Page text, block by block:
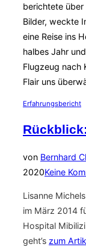
berichtete über
Bilder, weckte
eine Reise ins
halbes Jahr
Flugzeug nach
Flair uns
Erfahrungsbericht
von Bernhard
2020Keine
Lisanne
im März 2014
Hospital
geht’s zum